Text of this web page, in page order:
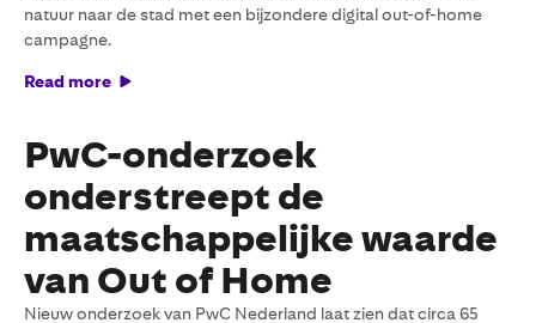
natuur naar de stad met een bijzondere digital out-of-home
campagne.
Read more
PwC-onderzoek
onderstreept de
maatschappelijke waarde
van Out of Home
Nieuw onderzoek van PwC Nederland laat zien dat circa 65